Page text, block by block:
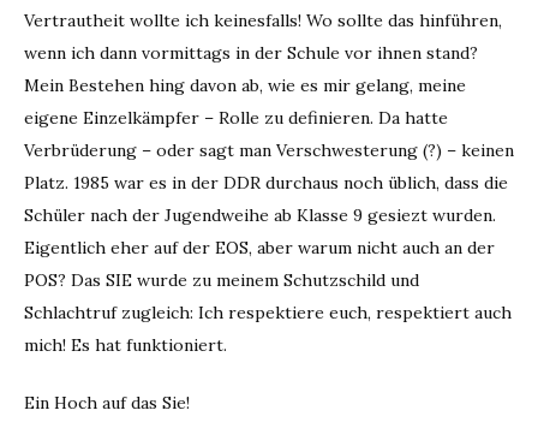
Vertrautheit wollte ich keinesfalls! Wo sollte das hinführen,
wenn ich dann vormittags in der Schule vor ihnen stand?
Mein Bestehen hing davon ab, wie es mir gelang, meine
eigene Einzelkämpfer – Rolle zu definieren. Da hatte
Verbrüderung – oder sagt man Verschwesterung (?) – keinen
Platz. 1985 war es in der DDR durchaus noch üblich, dass die
Schüler nach der Jugendweihe ab Klasse 9 gesiezt wurden.
Eigentlich eher auf der EOS, aber warum nicht auch an der
POS? Das SIE wurde zu meinem Schutzschild und
Schlachtruf zugleich: Ich respektiere euch, respektiert auch
mich! Es hat funktioniert.
Ein Hoch auf das Sie!